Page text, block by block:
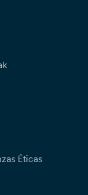
Éticas